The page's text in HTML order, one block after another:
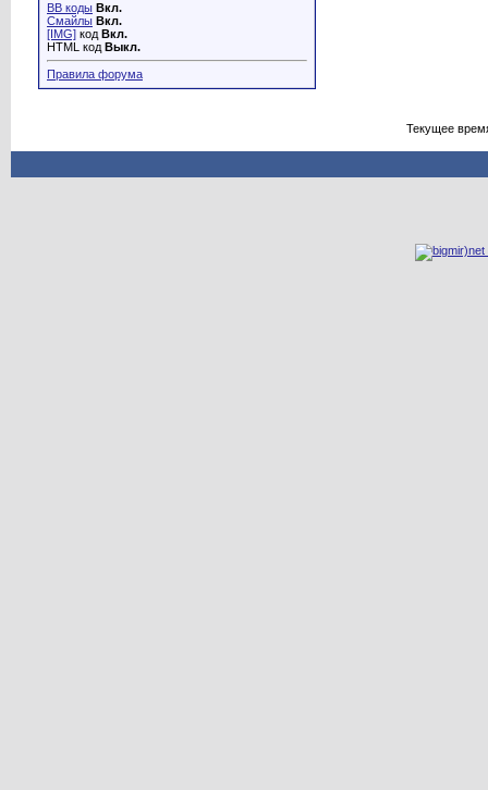
BB коды Вкл.
Смайлы Вкл.
[IMG] код Вкл.
HTML код Выкл.
Правила форума
Текущее